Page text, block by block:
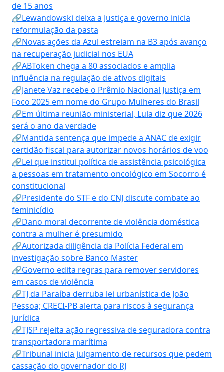
de 15 anos
🔗Lewandowski deixa a Justiça e governo inicia
reformulação da pasta
🔗Novas ações da Azul estreiam na B3 após avanço
na recuperação judicial nos EUA
🔗ABToken chega a 80 associados e amplia
influência na regulação de ativos digitais
🔗Janete Vaz recebe o Prêmio Nacional Justiça em
Foco 2025 em nome do Grupo Mulheres do Brasil
🔗Em última reunião ministerial, Lula diz que 2026
será o ano da verdade
🔗Mantida sentença que impede a ANAC de exigir
certidão fiscal para autorizar novos horários de voo
🔗Lei que institui política de assistência psicológica
a pessoas em tratamento oncológico em Socorro é
constitucional
🔗Presidente do STF e do CNJ discute combate ao
feminicídio
🔗Dano moral decorrente de violência doméstica
contra a mulher é presumido
🔗Autorizada diligência da Polícia Federal em
investigação sobre Banco Master
🔗Governo edita regras para remover servidores
em casos de violência
🔗TJ da Paraíba derruba lei urbanística de João
Pessoa; CRECI-PB alerta para riscos à segurança
jurídica
🔗TJSP rejeita ação regressiva de seguradora contra
transportadora marítima
🔗Tribunal inicia julgamento de recursos que pedem
cassação do governador do RJ